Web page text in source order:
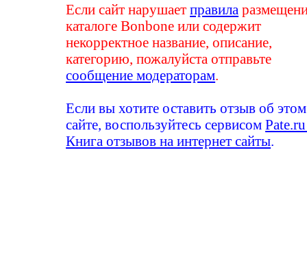
Если сайт нарушаетправила
каталоге Bonbone или содержит
некорректное название, описание,
категорию, пожалуйста отправьте
сообщение модераторам
Если вы хотите оставить отзыв об этом
сайте, воспользуйтесь сервисом
Книга отзывов на интернет сайты